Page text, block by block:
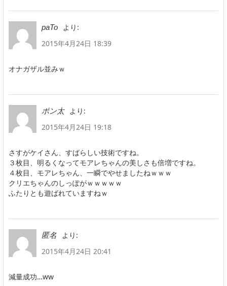
paTo
より:
2015年4月24日 18:39
オナガザル並みｗ
ポン太
より:
2015年4月24日 19:18
さすがケイさん、すばらしい技術ですね。
３枚目、明るくなってモアレちゃんの美しさも倍増ですね。
４枚目、モアレちゃん、一瞬でやせましたねｗｗｗ
クリエちゃんのしっぽがｗｗｗｗｗ
ふたりとも遊ばれていますねｗ
匿名
より:
2015年4月24日 20:41
減量成功…ww